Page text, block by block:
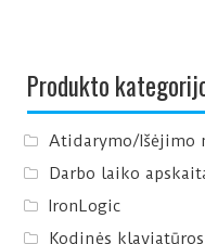
Produkto
Atidarymo/Išėjimo
Darbo laiko
IronLogic
Kodinės klaviatūros